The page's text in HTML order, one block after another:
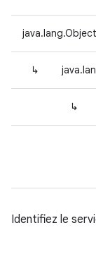
java.lang.Object
↳
↳
Identifiez le